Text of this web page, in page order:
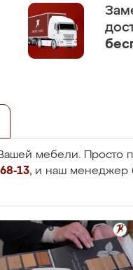
мебели. Просто
13, и наш менеджер